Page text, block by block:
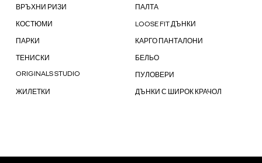
ВРЪХНИ РИЗИ ПАЛТА
КОСТЮМИ LOOSE FIT ДЪНКИ
ПАРКИ КАРГО ПАНТАЛОНИ
ТЕНИСКИ БЕЛЬО
ORIGINALS STUDIO ПУЛОВЕРИ
ЖИЛЕТКИ ДЪНКИ С ШИРОК КРАЧОЛ